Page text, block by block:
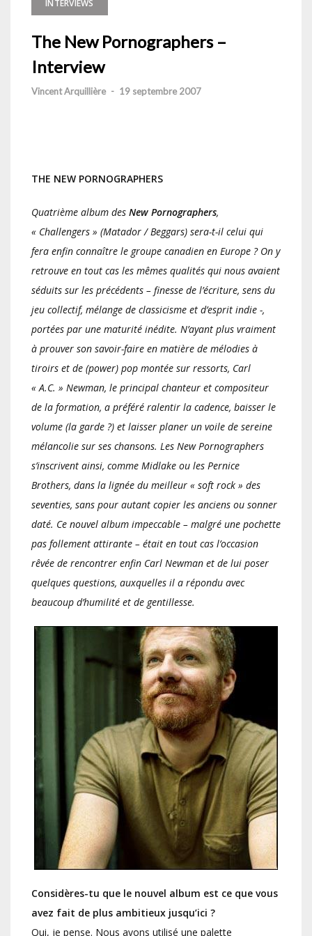
INTERVIEWS
The New Pornographers –
Interview
Vincent Arquillière - 19 septembre 2007
THE NEW PORNOGRAPHERS
Quatrième album des New Pornographers,
« Challengers » (Matador / Beggars) sera-t-il celui qui
fera enfin connaître le groupe canadien en Europe ? On y
retrouve en tout cas les mêmes qualités qui nous avaient
séduits sur les précédents – finesse de l’écriture, sens du
jeu collectif, mélange de classicisme et d’esprit indie -,
portées par une maturité inédite. N’ayant plus vraiment
à prouver son savoir-faire en matière de mélodies à
tiroirs et de (power) pop montée sur ressorts, Carl
« A.C. » Newman, le principal chanteur et compositeur
de la formation, a préféré ralentir la cadence, baisser le
volume (la garde ?) et laisser planer un voile de sereine
mélancolie sur ses chansons. Les New Pornographers
s’inscrivent ainsi, comme Midlake ou les Pernice
Brothers, dans la lignée du meilleur « soft rock » des
seventies, sans pour autant copier les anciens ou sonner
daté. Ce nouvel album impeccable – malgré une pochette
pas follement attirante – était en tout cas l’occasion
rêvée de rencontrer enfin Carl Newman et de lui poser
quelques questions, auxquelles il a répondu avec
beaucoup d’humilité et de gentillesse.
Considères-tu que le nouvel album est ce que vous
avez fait de plus ambitieux jusqu’ici ?
Oui, je pense. Nous avons utilisé une palette